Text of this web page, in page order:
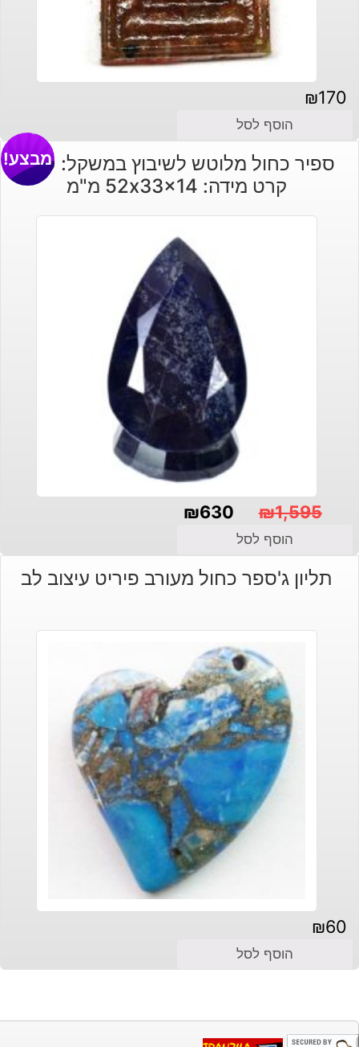
₪170
הוסף לסל
ספיר כחול מלוטש לשיבוץ במשקל: 250
קרט מידה: 52x33x14 מ"מ
מבצע!
₪1,595
המקורי
היה:
₪630
הנוכחי
הוא:
הוסף לסל
תליון ג'ספר כחול מעורב פיריט עיצוב לב
₪60
הוסף לסל